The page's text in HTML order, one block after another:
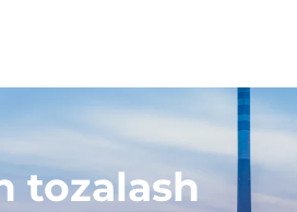
tozalash